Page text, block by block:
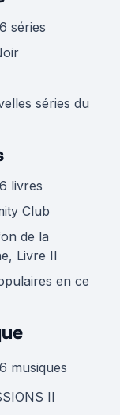
séries
séries du
livres
Club
de la
Livre II
en ce
musiques
II